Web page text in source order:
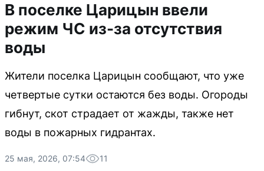
В поселке Царицын ввели
режим ЧС из-за отсутствия
воды
Жители поселка Царицын сообщают, что уже
четвертые сутки остаются без воды. Огороды
гибнут, скот страдает от жажды, также нет
воды в пожарных гидрантах.
25 мая, 2026, 07:54 11